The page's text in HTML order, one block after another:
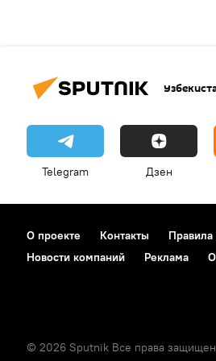
Telegram Дзен
О проекте Контакты Правила
Новости компаний
Реклама
© 2026 Sputnik Все права